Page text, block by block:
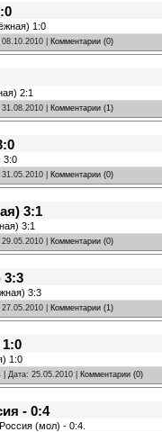
1:0
08.10.2010 Комментарии (0)
2:1
31.08.2010 Комментарии (1)
3:0
31.05.2010 Комментарии (0)
3:1
3:1
29.05.2010 Комментарии (0)
3:3
3:3
27.05.2010 Комментарии (1)
1:0
| Дата: 25.05.2010 Комментарии (0)
- 0:4
(мол) - 0:4.